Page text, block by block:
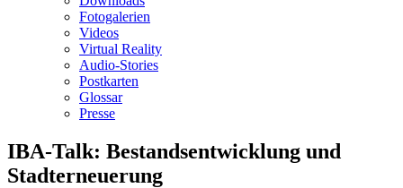
Fotogalerien
Videos
Virtual Reality
Audio-Stories
Postkarten
Glossar
Presse
IBA-Talk: Bestandsentwicklung und
Stadterneuerung